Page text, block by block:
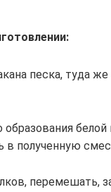
песка, туда
образования
полученную
перемешать,